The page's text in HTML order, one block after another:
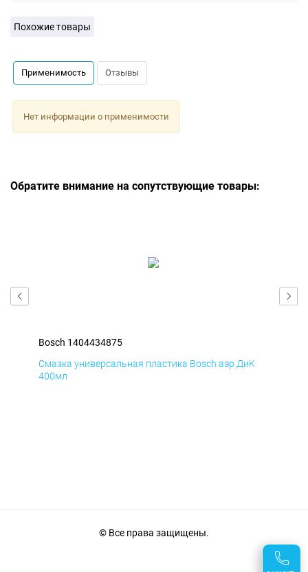
Похожие товары
Применимость Отзывы
Нет информации о применимости
Обратите внимание на сопутствующие товары:
Bosch 1404434875
Смазка универсальная пластика Bosch аэр ДиК
400мл
© Все права защищены.